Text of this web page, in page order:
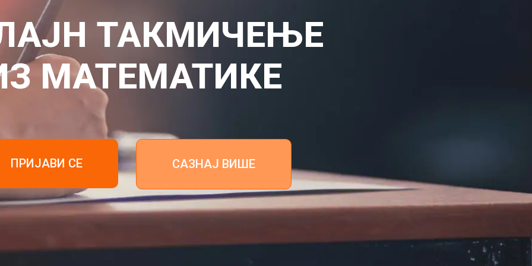
ТАКМИЧЕЊЕ
МАТЕМАТИКЕ
ПРИЈАВИ СЕ САЗНАЈ ВИШЕ